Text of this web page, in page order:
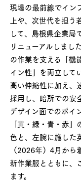
現場の最前線でイン
上や、次世代を担
して、島根県企業局
リニューアルしまし
の作業を支える「機
イン性」を両立して
高い伸縮性に加え、
採用し、暗所での安
デザイン面でのポイ
「黄・緑・青・赤
色と、左腕に施した
（2026年）4月か
新作業服とともに、
ます。